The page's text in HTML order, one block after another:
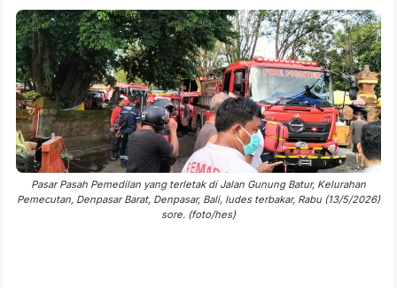
Pasar Pasah Pemedilan yang terletak di Jalan Gunung Batur, Kelurahan
Pemecutan, Denpasar Barat, Denpasar, Bali, ludes terbakar, Rabu (13/5/2026)
sore. (foto/hes)